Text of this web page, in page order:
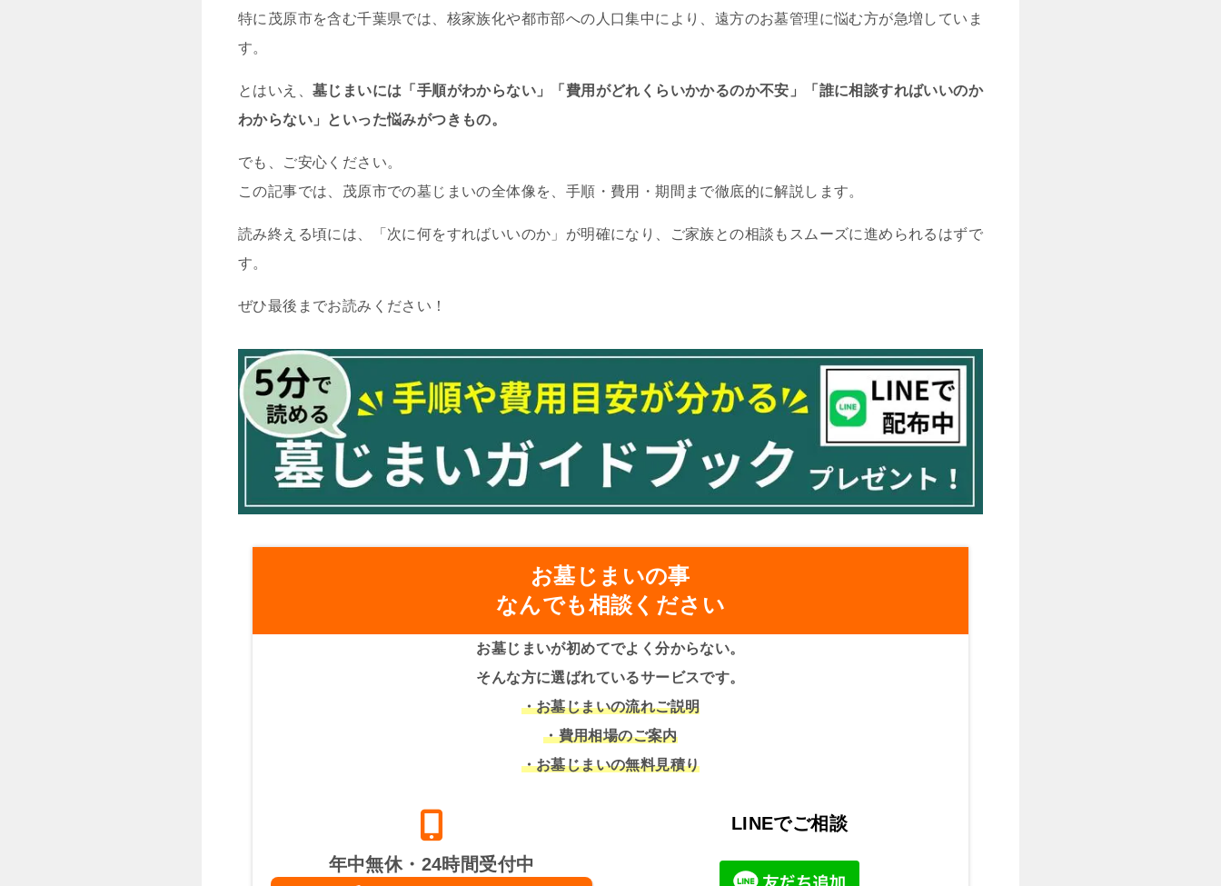
特に茂原市を含む千葉県では、核家族化や都市部への人口集中により、遠方のお墓管理に悩む方が急増していま
す。
とはいえ、 墓じまいには「手順がわからない」「費用がどれくらいかかるのか不安」「誰に相談すればいいのか
わからない」といった悩みがつきもの。
でも、ご安心ください。
この記事では、茂原市での墓じまいの全体像を、手順・費用・期間まで徹底的に解説します。
読み終える頃には、「次に何をすればいいのか」が明確になり、ご家族との相談もスムーズに進められるはずで
す。
ぜひ最後までお読みください！
お墓じまいの事
なんでも相談ください
お墓じまいが初めてでよく分からない。
そんな方に選ばれているサービスです。
・お墓じまいの流れご説明
・費用相場のご案内
・お墓じまいの無料見積り
年中無休・24時間受付中
LINEでご相談